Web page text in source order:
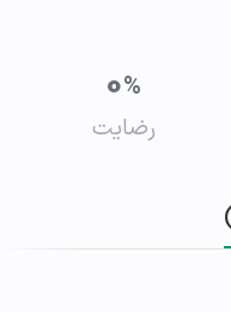
0%
رضایت